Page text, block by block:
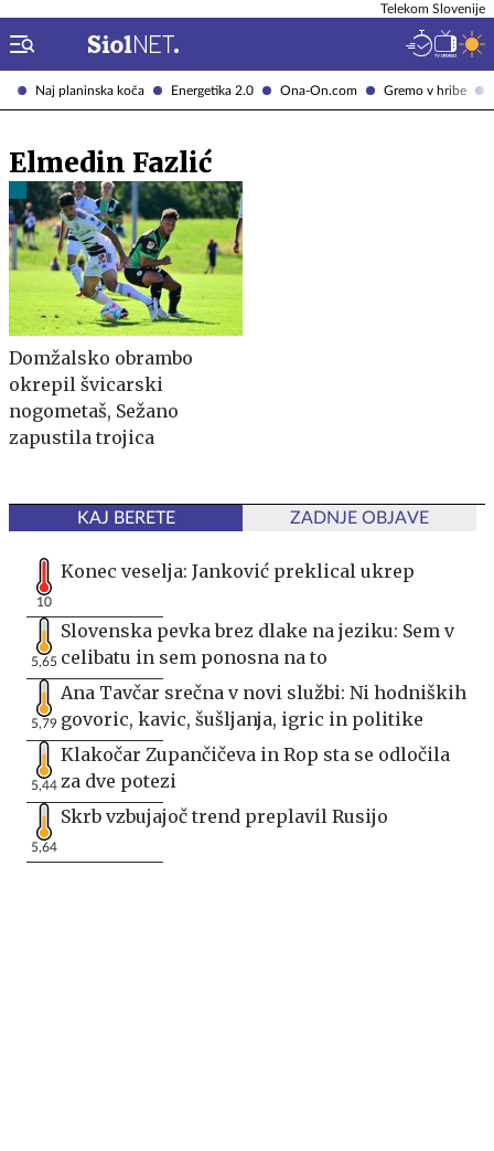
Naj planinska koča Energetika 2.0 Ona-On.com Gremo v hribe
Telekom Slovenije
Elmedin Fazlić
Domžalsko obrambo
okrepil švicarski
nogometaš, Sežano
zapustila trojica
KAJ BERETE ZADNJE OBJAVE
10
Konec veselja: Janković preklical ukrep
5,65
Slovenska pevka brez dlake na jeziku: Sem v
celibatu in sem ponosna na to
5,79
Ana Tavčar srečna v novi službi: Ni hodniških
govoric, kavic, šušljanja, igric in politike
5,44
Klakočar Zupančičeva in Rop sta se odločila
za dve potezi
5,64
Skrb vzbujajoč trend preplavil Rusijo